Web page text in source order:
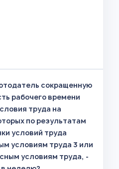
сокращенную
рабочего времени
труда на
по результатам
условий труда
условиям труда 3 или
условиям труда, -